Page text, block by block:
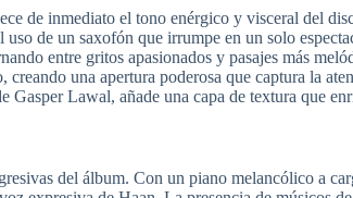
de inmediato el tono enérgico y visceral del
de un saxofón que irrumpe en un solo
entre gritos apasionados y pasajes más
una apertura poderosa que captura la
Gasper Lawal, añade una capa de textura que
del álbum. Con un piano melancólico a